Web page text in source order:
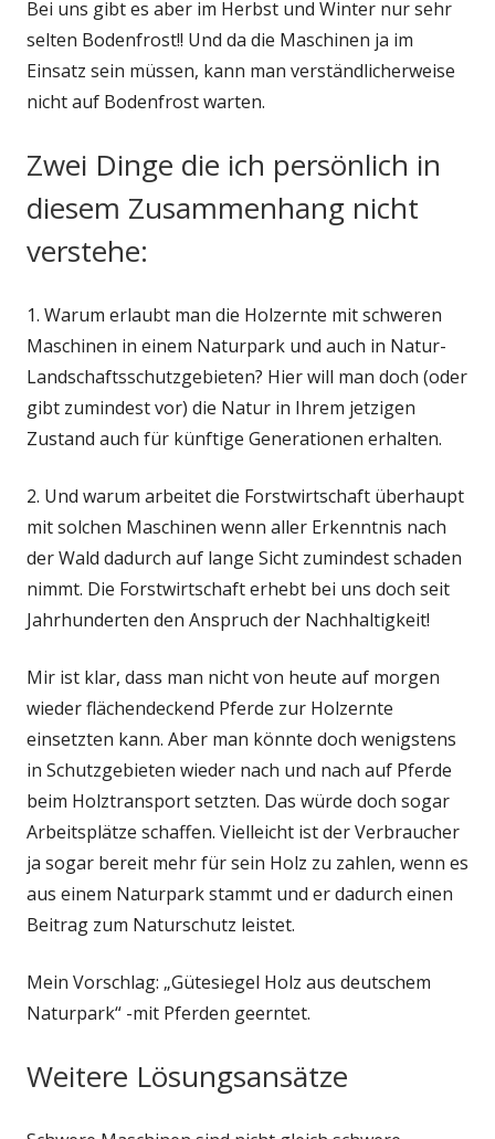
Bei uns gibt es aber im Herbst und Winter nur sehr
selten Bodenfrost!! Und da die Maschinen ja im
Einsatz sein müssen, kann man verständlicherweise
nicht auf Bodenfrost warten.
Zwei Dinge die ich persönlich in
diesem Zusammenhang nicht
verstehe:
1. Warum erlaubt man die Holzernte mit schweren
Maschinen in einem Naturpark und auch in Natur-
Landschaftsschutzgebieten? Hier will man doch (oder
gibt zumindest vor) die Natur in Ihrem jetzigen
Zustand auch für künftige Generationen erhalten.
2. Und warum arbeitet die Forstwirtschaft überhaupt
mit solchen Maschinen wenn aller Erkenntnis nach
der Wald dadurch auf lange Sicht zumindest schaden
nimmt. Die Forstwirtschaft erhebt bei uns doch seit
Jahrhunderten den Anspruch der Nachhaltigkeit!
Mir ist klar, dass man nicht von heute auf morgen
wieder flächendeckend Pferde zur Holzernte
einsetzten kann. Aber man könnte doch wenigstens
in Schutzgebieten wieder nach und nach auf Pferde
beim Holztransport setzten. Das würde doch sogar
Arbeitsplätze schaffen. Vielleicht ist der Verbraucher
ja sogar bereit mehr für sein Holz zu zahlen, wenn es
aus einem Naturpark stammt und er dadurch einen
Beitrag zum Naturschutz leistet.
Mein Vorschlag: „Gütesiegel Holz aus deutschem
Naturpark“ -mit Pferden geerntet.
Weitere Lösungsansätze